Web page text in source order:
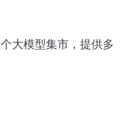
大模型集市，提供多